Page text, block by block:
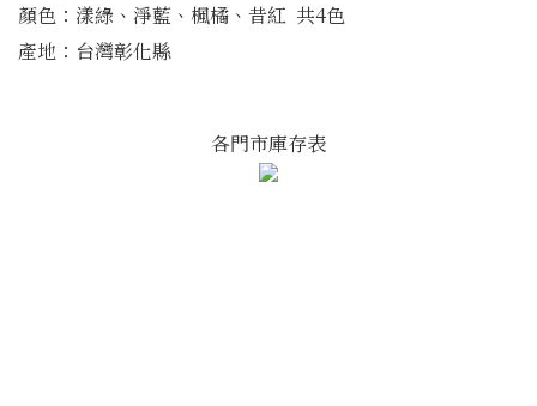
顏色：漾綠、淨藍、楓橘、昔紅 共4色
產地：台灣彰化縣
各門市庫存表